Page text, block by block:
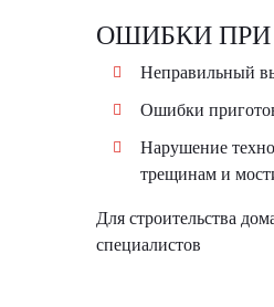
ОШИБКИ ПРИ
Неправильный
Ошибки
Нарушение
трещинам и
Для строительства
специалистов